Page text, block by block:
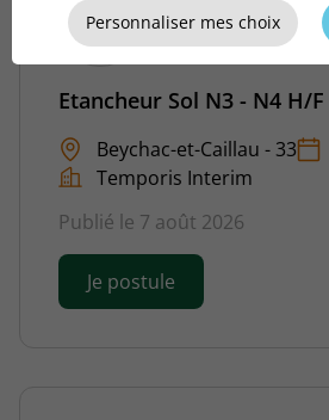
Etancheur Sol N3 - N4 H/F
Beychac-et-Caillau - 33
Temporis Interim
Publié le 7 août 2026
Je postule
Personnaliser mes choix